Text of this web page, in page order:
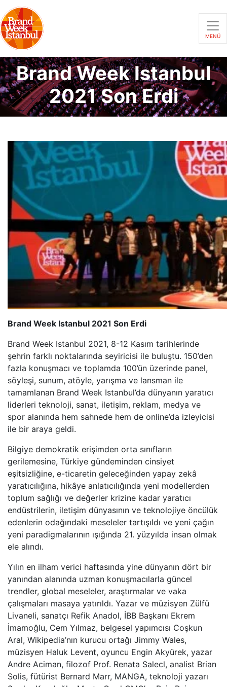
MENÜ
Brand Week Istanbul
2021 Son Erdi
Brand Week Istanbul 2021 Son Erdi
Brand Week Istanbul 2021, 8-12 Kasım tarihlerinde
şehrin farklı noktalarında seyiricisi ile buluştu. 150’den
fazla konuşmacı ve toplamda 100’ün üzerinde panel,
söyleşi, sunum, atöyle, yarışma ve lansman ile
tamamlanan Brand Week Istanbul’da dünyanın yaratıcı
liderleri teknoloji, sanat, iletişim, reklam, medya ve
spor alanında hem sahnede hem de online’da izleyicisi
ile bir araya geldi.
Bilgiye demokratik erişimden orta sınıfların
gerilemesine, Türkiye gündeminden cinsiyet
eşitsizliğine, e-ticaretin geleceğinden yapay zekâ
yaratıcılığına, hikâye anlatıcılığında yeni modellerden
toplum sağlığı ve değerler krizine kadar yaratıcı
endüstrilerin, iletişim dünyasının ve teknolojiye öncülük
edenlerin odağındaki meseleler tartışıldı ve yeni çağın
yeni paradigmalarının ışığında 21. yüzyılda insan olmak
ele alındı.
Yılın en ilham verici haftasında yine dünyanın dört bir
yanından alanında uzman konuşmacılarla güncel
trendler, global meseleler, araştırmalar ve vaka
çalışmaları masaya yatırıldı. Yazar ve müzisyen Zülfü
Livaneli, sanatçı Refik Anadol, İBB Başkanı Ekrem
İmamoğlu, Cem Yılmaz, belgesel yapımcısı Coşkun
Aral, Wikipedia’nın kurucu ortağı Jimmy Wales,
müzisyen Haluk Levent, oyuncu Engin Akyürek, yazar
Andre Aciman, filozof Prof. Renata Salecl, analist Brian
Solis, fütürist Bernard Marr, MANGA, teknoloji yazarı